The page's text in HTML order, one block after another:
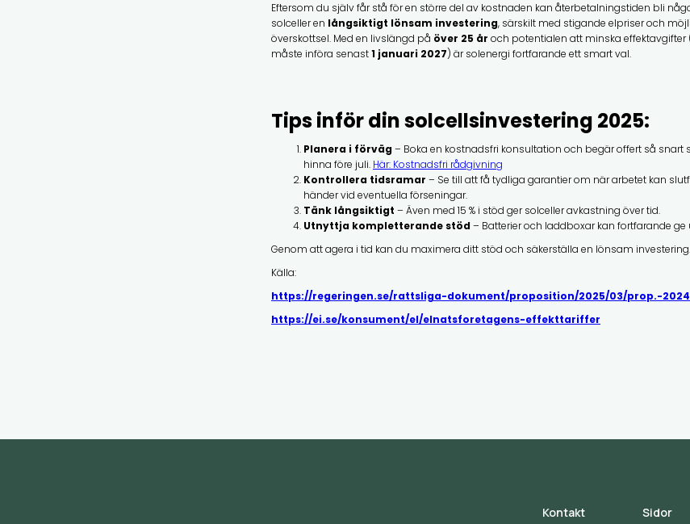
Eftersom du själv får stå för en större del av kostnaden kan återbetalningstiden bli
solceller en långsiktigt lönsam investering, särskilt med stigande elpriser och
överskottsel. Med en livslängd på över 25 år och potentialen att minska
måste införa senast1 januari 2027) är solenergi fortfarande ett smart val.
Tips inför din solcellsinvestering 2025:
Planera i förväg– Boka en kostnadsfri konsultation och begär offert så
hinna före juli. Här: Kostnadsfri rådgivning
Kontrollera tidsramar – Se till att få tydliga garantier om när arbetet kan
händer vid eventuella förseningar.
Tänk långsiktigt – Även med 15 % i stöd ger solceller avkastning över tid.
Utnyttja kompletterande stöd– Batterier och laddboxar kan fortfarande ge
Genom att agera i tid kan du maximera ditt stöd och säkerställa en lönsam investering.
Källa:
https://regeringen.se/rattsliga-dokument/proposition/2025/03/prop.-
https://ei.se/konsument/el/elnatsforetagens-effekttariffer
Kontakt Sidor